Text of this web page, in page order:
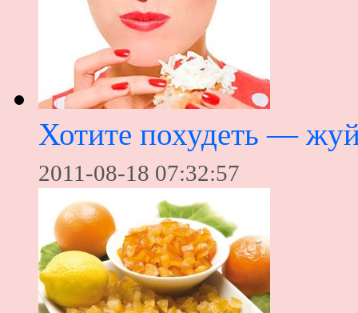
Хотите похудеть —
2011-08-18 07:32:57